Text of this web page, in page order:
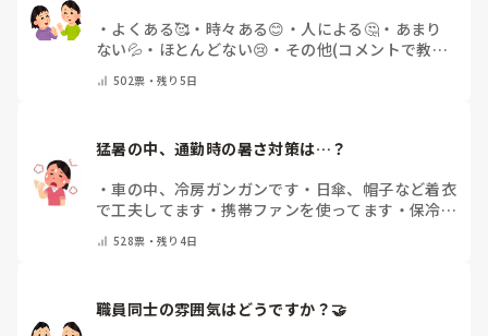
・ よくある🥰 ・ 時々ある😊 ・ 人による🤔 ・ あまり
ない💦 ・ ほとんどない😢 ・ その他(コメントで教え
502票・残り5日
猛暑の中、通勤時の暑さ対策は…？
・車の中、冷房ガンガンです ・ 日傘、帽子など着衣
で工夫してます ・携帯ファンを使ってます ・ 保冷剤
ん ・その他（コメントで教えて下さい）
528票・残り4日
職員同士の雰囲気はどうですか？🤝